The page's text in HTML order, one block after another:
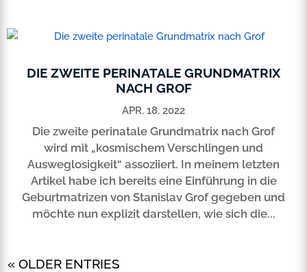
DIE ZWEITE PERINATALE GRUNDMATRIX
NACH GROF
APR. 18, 2022
Die zweite perinatale Grundmatrix nach Grof
wird mit „kosmischem Verschlingen und
Ausweglosigkeit“ assoziiert. In meinem letzten
Artikel habe ich bereits eine Einführung in die
Geburtmatrizen von Stanislav Grof gegeben und
möchte nun explizit darstellen, wie sich die...
« OLDER ENTRIES